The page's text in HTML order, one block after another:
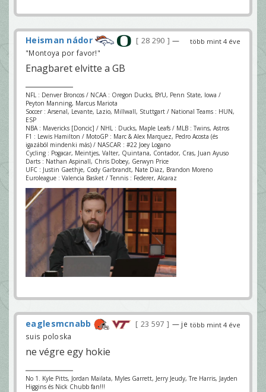
több mint 4 éve
Heisman nádor 28 290
—
"Montoya por favor!"
Enagbaret elvitte a GB
NFL : Denver Broncos / NCAA : Oregon Ducks, BYU, Penn State, Iowa /
Peyton Manning, Marcus Mariota
Soccer : Arsenal, Levante, Lazio, Millwall, Stuttgart / National Teams : HUN,
ESP
NBA : Mavericks [Doncic] / NHL : Ducks, Maple Leafs / MLB : Twins, Astros
F1 : Lewis Hamilton / MotoGP : Marc & Alex Marquez, Pedro Acosta (és
igazából mindenki más) / NASCAR : #22 Joey Logano
Cycling : Pogacar, Meintjes, Valter, Quintana, Contador, Cras, Juan Ayuso
Darts : Nathan Aspinall, Chris Dobey, Gerwyn Price
UFC : Justin Gaethje, Cody Garbrandt, Nate Diaz, Brandon Moreno
Euroleague : Valencia Basket / Tennis : Federer, Alcaraz
több mint 4 éve
eaglesmcnabb 23 597
— je
suis poloska
ne végre egy hokie
No 1. Kyle Pitts, Jordan Mailata, Myles Garrett, Jerry Jeudy, Tre Harris, Jayden
Higgins és Nick Chubb fan!!!